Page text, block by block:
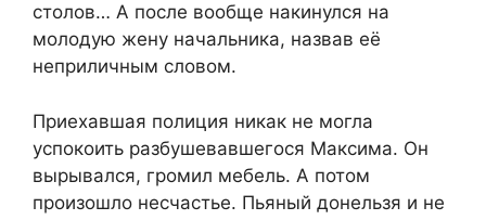
столов… А после вообще накинулся на
молодую жену начальника, назвав её
неприличным словом.
Приехавшая полиция никак не могла
успокоить разбушевавшегося Максима. Он
вырывался, громил мебель. А потом
произошло несчастье. Пьяный донельзя и не